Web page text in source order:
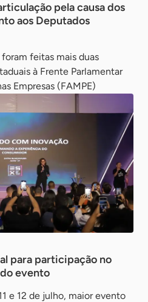
pela causa dos
aos Deputados
feitas mais duas
à Frente Parlamentar
Empresas (FAMPE)
para participação no
evento
e 12 de julho, maior evento